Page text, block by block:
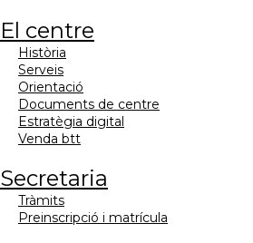
el centre
història
serveis
orientació
documents de centre
estratègia digital
venda btt
secretaria
tràmits
preinscripció i matrícula